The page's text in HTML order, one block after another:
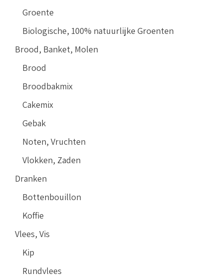
Groente
Biologische, 100% natuurlijke Groenten
Brood, Banket, Molen
Brood
Broodbakmix
Cakemix
Gebak
Noten, Vruchten
Vlokken, Zaden
Dranken
Bottenbouillon
Koffie
Vlees, Vis
Kip
Rundvlees